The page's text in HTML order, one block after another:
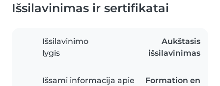
Išsilavinimas ir sertifikatai
Išsilavinimo
lygis
Aukštasis
išsilavinimas
Išsami informacija apie
Formation en